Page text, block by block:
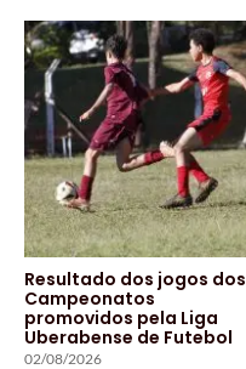
Resultado dos jogos dos
Campeonatos
promovidos pela Liga
Uberabense de Futebol
02/08/2026